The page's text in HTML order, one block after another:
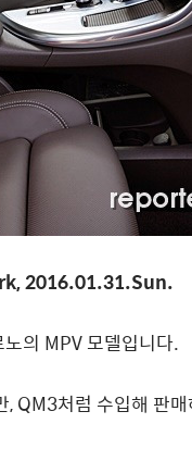
2016.01.31.Sun.
의 MPV 모델입니다.
QM3처럼 수입해 판